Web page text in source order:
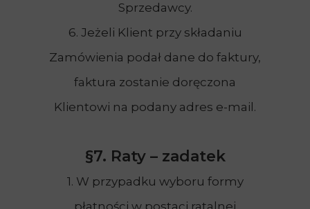
Sprzedawcy.
6. Jeżeli Klient przy składaniu
Zamówienia podał dane do faktury,
faktura zostanie doręczona
Klientowi na podany adres e-mail.
§7. Raty – zadatek
1. W przypadku wyboru formy
płatności w postaci ratalnej